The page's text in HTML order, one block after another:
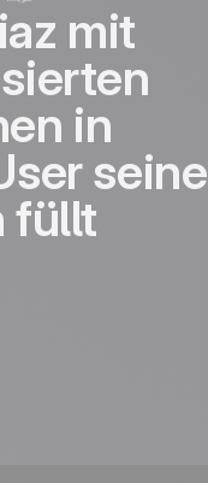
mit
in
seine
füllt